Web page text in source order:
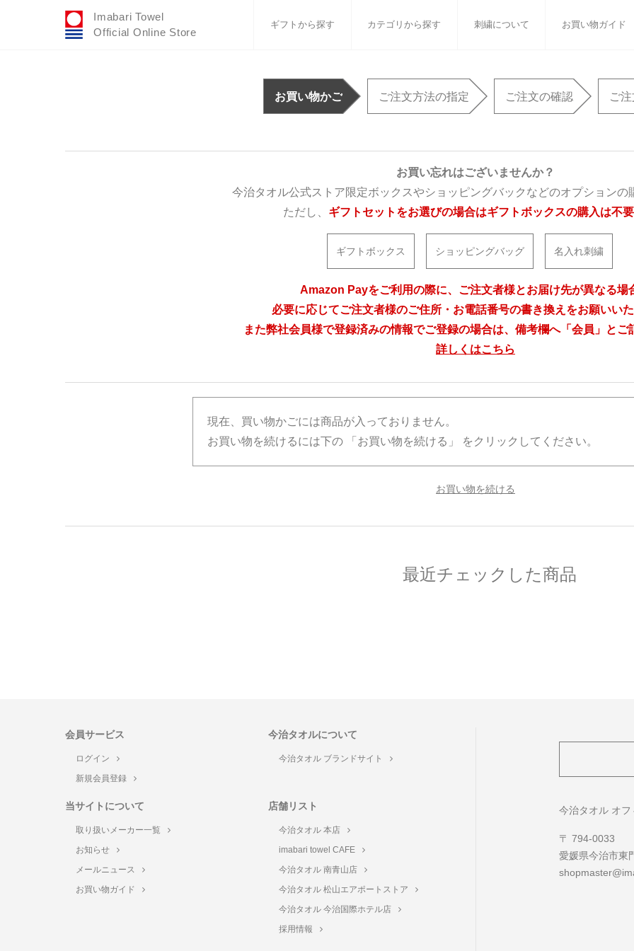
Imabari Towel
Official Online Store
ギフトから探す カテゴリから探す 刺繍について お買い物ガイド
おすすめギフトセット 白いタオルのギフトセット
ふわりシリーズ バスタオル フェイスタオル ウォ
バスグッズ タオル雑貨 刺繍 書籍
お買い物かご ご注文方法の指定 ご注文の確認 ご
お買い忘れはございませんか？
今治タオル公式ストア限定ボックスやショッピングバックなどのオプションの
ただし、 ギフトセットをお選びの場合はギフトボックスの購入は不要
ギフトボックス ショッピングバッグ 名入れ刺繍
Amazon Payをご利用の際に、ご注文者様とお届け先が異なる場
必要に応じてご注文者様のご住所・お電話番号の書き換えをお願いいた
また弊社会員様で登録済みの情報でご登録の場合は、備考欄へ「会員」とご
詳しくはこちら
現在、買い物かごには商品が入っておりません。
お買い物を続けるには下の 「お買い物を続ける」 をクリックしてください。
最近チェックした商品
会員サービス
ログイン
新規会員登録
今治タオルについて
今治タオル ブランドサイト
当サイトについて
取り扱いメーカー一覧
お知らせ
メールニュース
お買い物ガイド
店舗リスト
今治タオル 本店
imabari towel CAFE
今治タオル 南青山店
今治タオル 松山エアポートストア
今治タオル 今治国際ホテル店
採用情報
今治タオル オ
〒 794-0033
愛媛県今治市東